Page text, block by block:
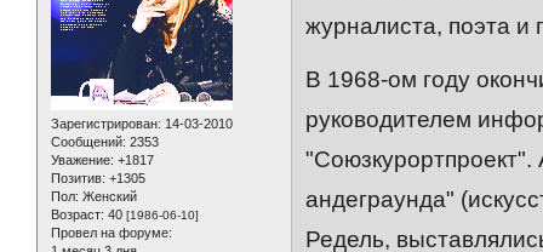
Зарегистрирован: 14-03-2010
Сообщений: 2353
Уважение: +1817
Позитив: +1305
Пол: Женский
Возраст: 40 [1986-06-10]
Провел на форуме:
журналиста, поэта и
В 1968-ом году
руководителем
"Союзкурортпроект".
андеграунда"
Редель,